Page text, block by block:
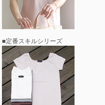
■定番スキルシリーズ